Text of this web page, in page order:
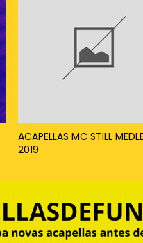
ACAPELLAS MC STILL
2019